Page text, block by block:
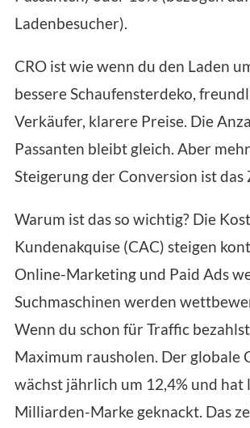
Ladenbesucher).
CRO ist wie wenn du den Laden
bessere Schaufensterdeko,
Verkäufer, klarere Preise. Die
Passanten bleibt gleich. Aber
Steigerung der Conversion ist das
Warum ist das so wichtig? Die
Kundenakquise (CAC) steigen
Online-Marketing und Paid Ads
Suchmaschinen werden
Wenn du schon für Traffic
Maximum rausholen. Der globale
wächst jährlich um 12,4% und hat
Milliarden-Marke geknackt. Das